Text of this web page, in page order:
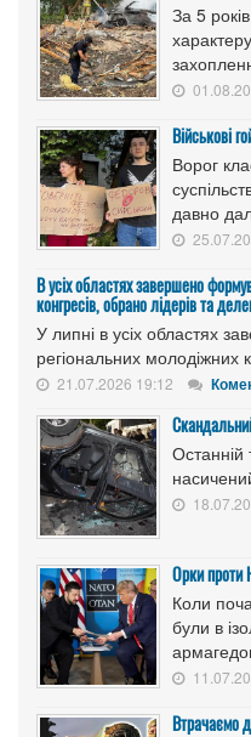
За 5
Військові
Ворог
давно
В усіх областях завершено
конгресів, обрано лідерів та
У липні в усіх областях
регіональних молодіжних
21.07.2026 19:12
Орки проти
Коли
були в
Втрачаємо